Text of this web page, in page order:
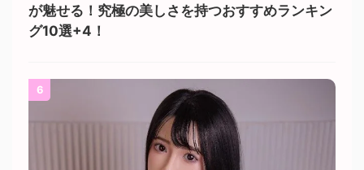
が魅せる！究極の美しさを持つおすすめランキン
グ10選+4！
6